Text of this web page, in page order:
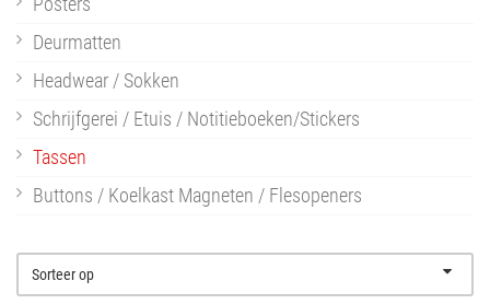
Deurmatten
Headwear / Sokken
Schrijfgerei / Etuis / Notitieboeken/Stickers
Tassen
Buttons / Koelkast Magneten / Flesopeners
Muziek sleutelhangers / Pins / Sieraden
Sorteer op